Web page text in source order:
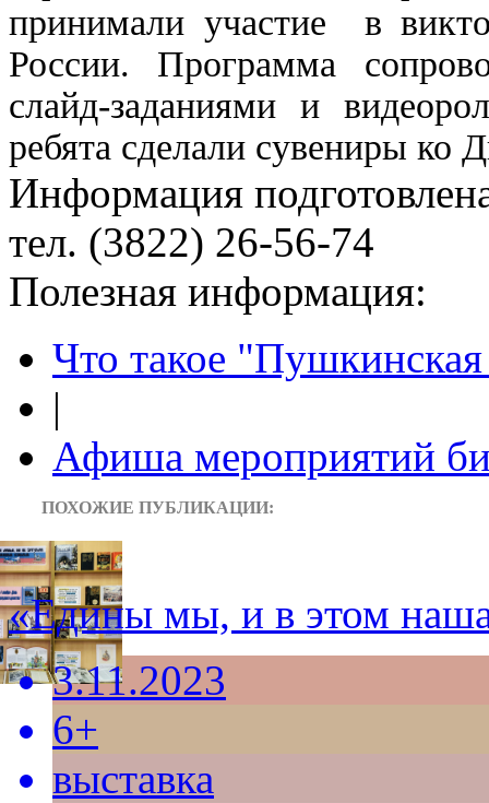
принимали участие в
России. Программа
слайд-заданиями и
ребята сделали сувениры ко
Информация
тел. (3822) 26-56-74
Полезная информация:
Что такое "Пушкинская
|
Афиша мероприятий
ПОХОЖИЕ ПУБЛИКАЦИИ:
«Едины мы, и в этом
3.11.2023
6+
выставка